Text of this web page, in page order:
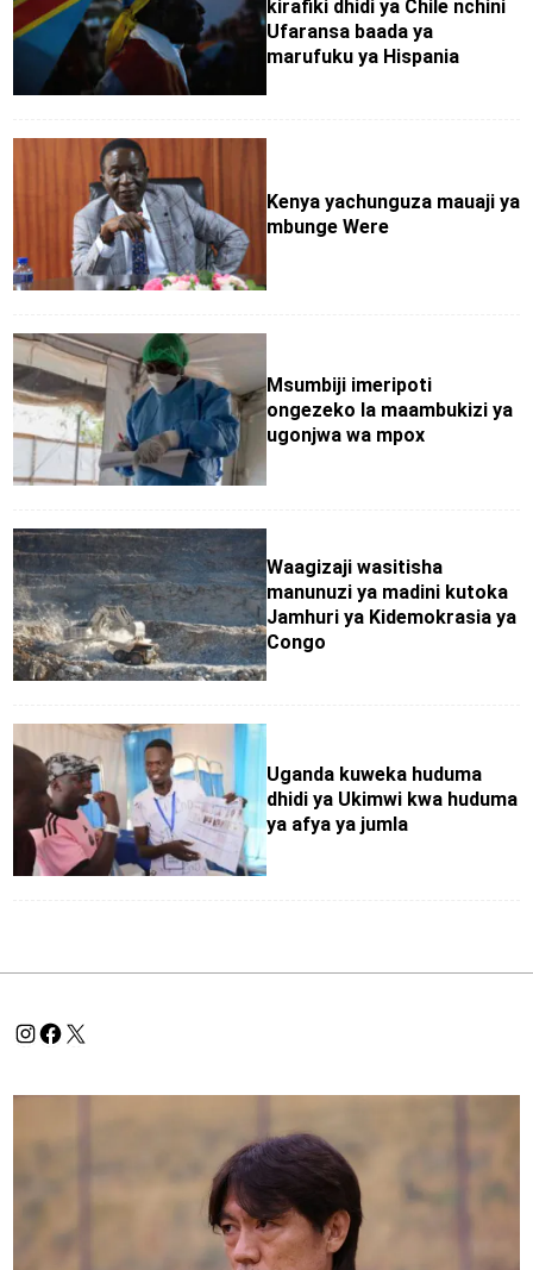
kirafiki dhidi ya Chile nchini
Ufaransa baada ya
marufuku ya Hispania
Kenya yachunguza mauaji ya
mbunge Were
Msumbiji imeripoti
ongezeko la maambukizi ya
ugonjwa wa mpox
Waagizaji wasitisha
manunuzi ya madini kutoka
Jamhuri ya Kidemokrasia ya
Congo
Uganda kuweka huduma
dhidi ya Ukimwi kwa huduma
ya afya ya jumla